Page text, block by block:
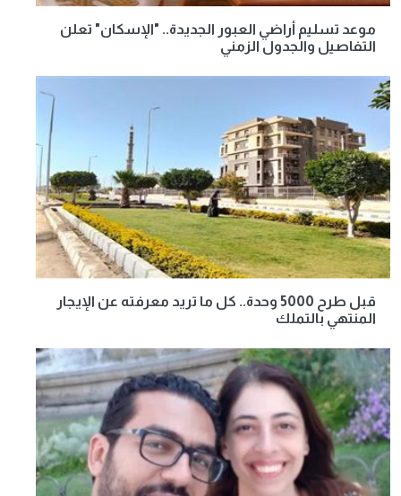
موعد تسليم أراضي العبور الجديدة.. "الإسكان" تعلن
التفاصيل والجدول الزمني
قبل طرح 5000 وحدة.. كل ما تريد معرفته عن الإيجار
المنتهي بالتملك